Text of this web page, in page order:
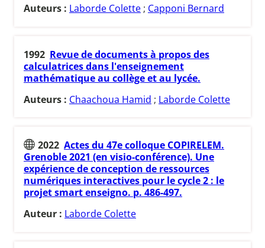
Auteurs : Laborde Colette ; Capponi Bernard
1992 Revue de documents à propos des
calculatrices dans l'enseignement
mathématique au collège et au lycée.
Auteurs : Chaachoua Hamid ; Laborde Colette
2022 Actes du 47e colloque COPIRELEM.
Grenoble 2021 (en visio-conférence). Une
expérience de conception de ressources
numériques interactives pour le cycle 2 : le
projet smart enseigno. p. 486-497.
Auteur : Laborde Colette